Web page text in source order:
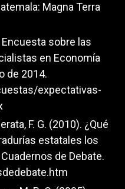
Magna Terra
sobre las
en Economía
de 2014.
expectativas-
F. G. (2010). ¿Qué
estatales los
de Debate.